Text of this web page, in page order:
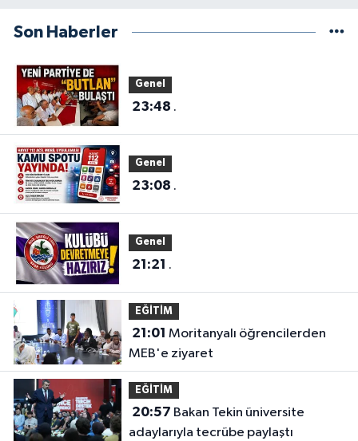
Son Haberler
Genel
23:48 .
Genel
23:08 .
Genel
21:21 .
EĞİTİM
21:01
MEB'e ziyaret
EĞİTİM
20:57
adaylarıyla tecrübe paylaştı